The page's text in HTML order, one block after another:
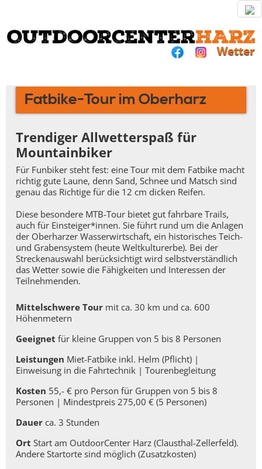
Wetter
Fatbike-Tour im Oberharz
Trendiger Allwetterspaß für
Mountainbiker
Für Funbiker steht fest: eine Tour mit dem Fatbike macht
richtig gute Laune, denn Sand, Schnee und Matsch sind
genau das Richtige für die 12 cm dicken Reifen.
Diese besondere MTB-Tour bietet gut fahrbare Trails,
auch für Einsteiger*innen. Sie führt rund um die Anlagen
der Oberharzer Wasserwirtschaft, ein historisches Teich-
und Grabensystem (heute Weltkulturerbe). Bei der
Streckenauswahl berücksichtigt wird selbstverständlich
das Wetter sowie die Fähigkeiten und Interessen der
Teilnehmenden.
Mittelschwere Tour mit ca. 30 km und ca. 600
Höhenmetern
Geeignet für kleine Gruppen von 5 bis 8 Personen
Leistungen Miet-Fatbike inkl. Helm (Pflicht) |
Einweisung in die Fahrtechnik | Tourenbegleitung
Kosten 55,- € pro Person für Gruppen von 5 bis 8
Personen | Mindestpreis 275,00 € (5 Personen)
Dauer ca. 3 Stunden
Ort Start am OutdoorCenter Harz (Clausthal-Zellerfeld).
Andere Startorte sind möglich (Zusatzkosten)